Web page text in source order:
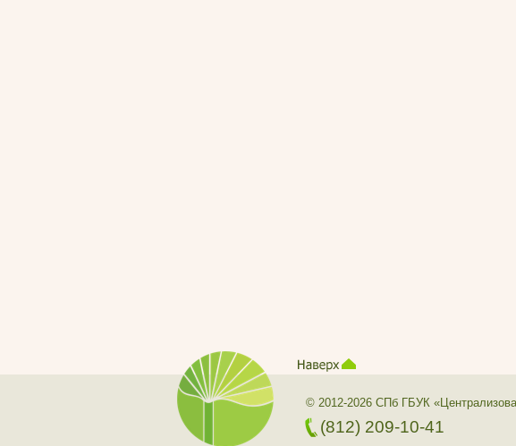
© 2012-2026 СПб ГБУК
(812) 209-10-41